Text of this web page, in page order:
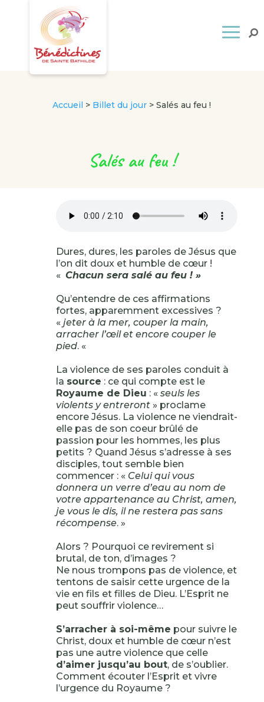
Accueil > Billet du jour >Salés au feu !
Salés au feu !
Dures, dures, les paroles de Jésus que
l’on dit doux et humble de cœur !
« Chacun sera salé au feu ! »
Qu’entendre de ces affirmations
fortes, apparemment excessives ?
« jeter à la mer, couper la main,
arracher l’œil et encore couper le
pied. «
La violence de ses paroles conduit à
la source : ce qui compte est le
Royaume de Dieu : « seuls les
violents y entreront» proclame
encore Jésus. La violence ne viendrait-
elle pas de son coeur brûlé de
passion pour les hommes, les plus
petits ? Quand Jésus s’adresse à ses
disciples, tout semble bien
commencer : « Celui qui vous
donnera un verre d’eau au nom de
votre appartenance au Christ, amen,
je vous le dis, il ne restera pas sans
récompense. »
Alors ? Pourquoi ce revirement si
brutal, de ton, d’images ?
Ne nous trompons pas de violence, et
tentons de saisir cette urgence de la
vie en fils et filles de Dieu. L’Esprit ne
peut souffrir violence…
S’arracher à soi-même pour suivre le
Christ, doux et humble de cœur n’est
pas une autre violence que celle
d’aimer jusqu’au bout, de s’oublier.
Comment écouter l’Esprit et vivre
l’urgence du Royaume ?